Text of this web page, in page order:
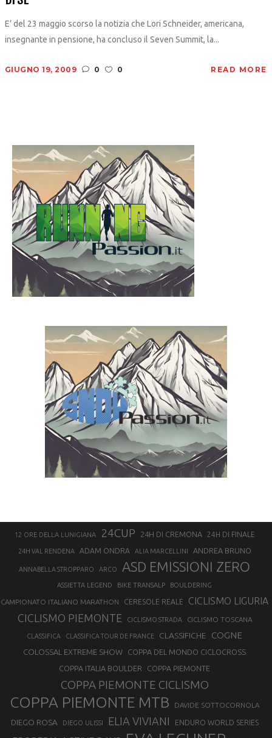
E’ del 23 maggio scorso la notizia che Lori Schneider, americana,
insegnante in pensione, ha concluso il Seven Summit, la...
GIUGNO 19, 2009 0 0 READ MORE
12 ORE DELLA LUNIGIANA 24CUP 24H DI CREMONA 24H DI FINALE
24H VAL RENDENA ADAM ONDRA ALIA MARCELLINI ANDREA BRUNO
ANNABELLA STROPPARO ARCO ASD EMISSIONI ZERO
ASSIETTA LEGEND BIKE TRANSALP BOULDERING
CAMPIONATO ITALIANO MARATHON CERESOLE REALE CICLISMO LIGURIA
CICLISMO PIEMONTE CICLISMO STRADA CICLISMO TOSCANA
CLASSIFICA CLASSIFICA TOUR DE FRANCE CLASSIFICHE COGNE
COLOSSAL EXTREME SHOW
COPPA DEL MONDO CICLOCROSS
COPPA ITALIA BOULDER
COPPA PIEMONTE
COPPA PIEMONTE CICLISMO
COPPA PIEMONTE MTB DAVIDE SOTTOCORNOLA
DIEGO ROSA DIEGO ULISSI ELIA VIVIANI ENDURO WORLD SERIES